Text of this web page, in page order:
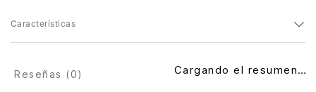
Características
Reseñas (0) Cargando el resumen…